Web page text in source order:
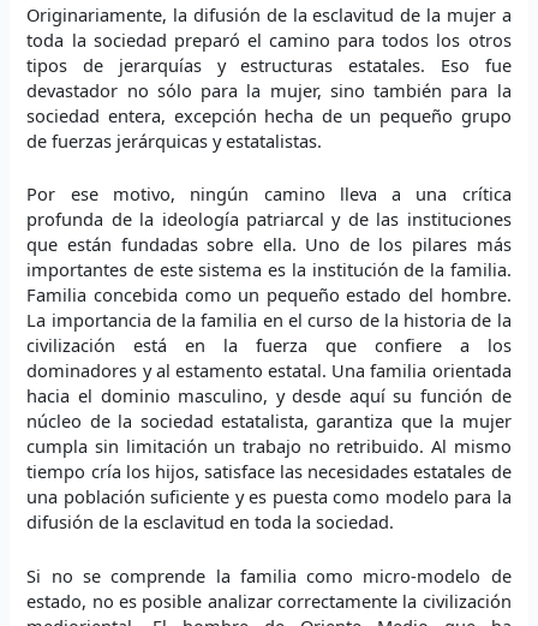
Originariamente, la difusión de la esclavitud de la mujer a
toda la sociedad preparó el camino para todos los otros
tipos de jerarquías y estructuras estatales. Eso fue
devastador no sólo para la mujer, sino también para la
sociedad entera, excepción hecha de un pequeño grupo
de fuerzas jerárquicas y estatalistas.
Por ese motivo, ningún camino lleva a una crítica
profunda de la ideología patriarcal y de las instituciones
que están fundadas sobre ella. Uno de los pilares más
importantes de este sistema es la institución de la familia.
Familia concebida como un pequeño estado del hombre.
La importancia de la familia en el curso de la historia de la
civilización está en la fuerza que confiere a los
dominadores y al estamento estatal. Una familia orientada
hacia el dominio masculino, y desde aquí su función de
núcleo de la sociedad estatalista, garantiza que la mujer
cumpla sin limitación un trabajo no retribuido. Al mismo
tiempo cría los hijos, satisface las necesidades estatales de
una población suficiente y es puesta como modelo para la
difusión de la esclavitud en toda la sociedad.
Si no se comprende la familia como micro-modelo de
estado, no es posible analizar correctamente la civilización